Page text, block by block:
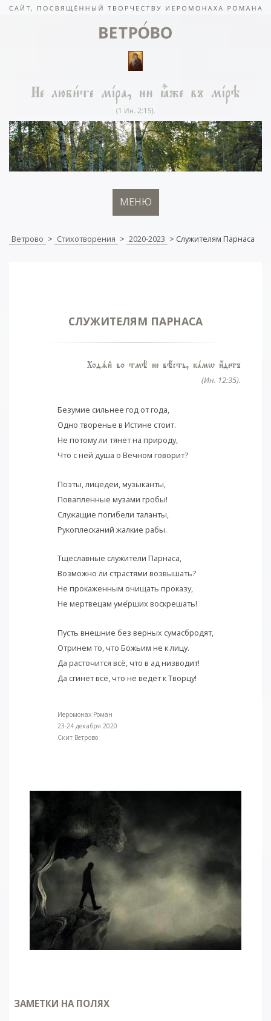
МЕНЮ
Ветрово > Стихотворения > 2020-2023 > Служителям Парнаса
СЛУЖИТЕЛЯМ ПАРНАСА
Ходsй во тмЁ не вёсть, кaмw и4детъ
(Ин. 12:35).
Безумие сильнее год от года,
Одно творенье в Истине стоит.
Не потому ли тянет на природу,
Что с ней душа о Вечном говорит?
Поэты, лицедеи, музыканты,
Повапленные музами гробы!
Служащие погибели таланты,
Рукоплесканий жалкие рабы.
Тщеславные служители Парнаса,
Возможно ли страстями возвышать?
Не прокаженным очищать проказу,
Не мертвецам умерших воскрешать!
Пусть внешние без верных сумасбродят,
Отринем то, что Божьим не к лицу.
Да расточится всё, что в ад низводит!
Да сгинет всё, что не ведёт к Творцу!
Иеромонах Роман
23-24 декабря 2020
Скит Ветрово
ЗАМЕТКИ НА ПОЛЯХ